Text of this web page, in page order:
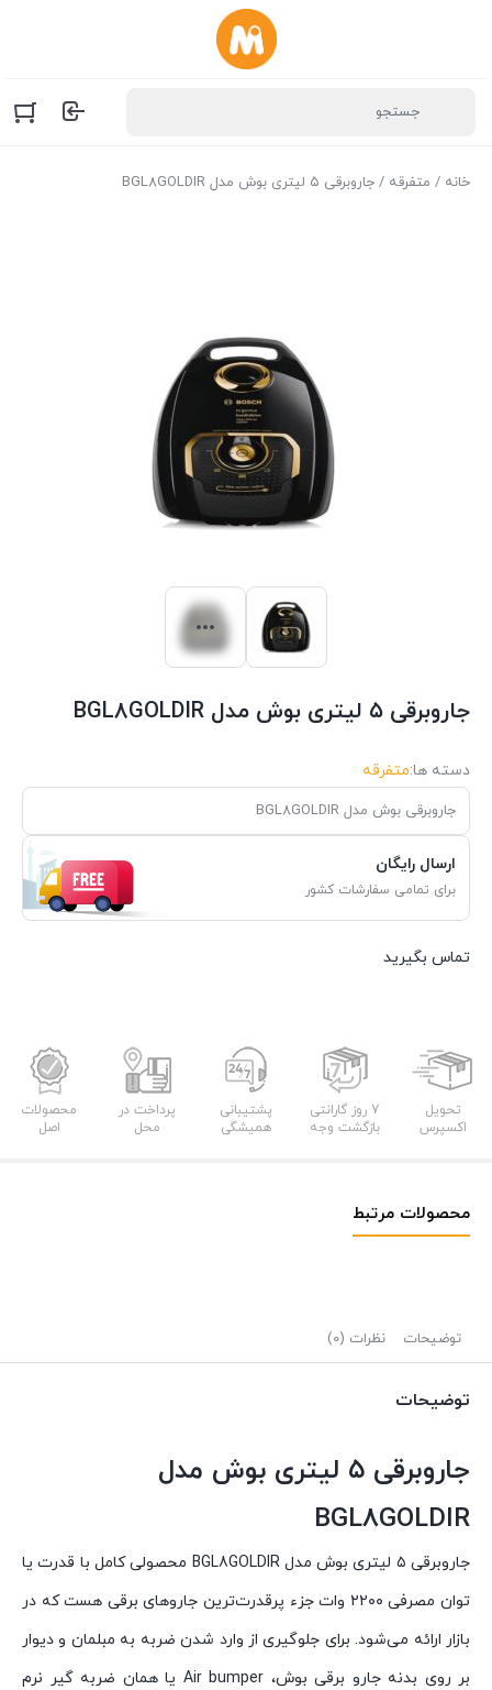
خانه / متفرقه / جاروبرقی ۵ لیتری بوش مدل BGL8GOLDIR
جاروبرقی ۵ لیتری بوش مدل BGL8GOLDIR
دسته ها:متفرقه
جاروبرقی بوش مدل BGL8GOLDIR
ارسال رایگان
برای تمامی سفارشات کشور
تماس بگیرید
تحویل
اکسپرس
7 روز گارانتی
بازگشت وجه
پشتیبانی
همیشگی
پرداخت در
محل
محصولات
اصل
محصولات مرتبط
توضیحات نظرات (0)
توضیحات
جاروبرقی ۵ لیتری بوش مدل
BGL8GOLDIR
جاروبرقی ۵ لیتری بوش مدل BGL8GOLDIR محصولی کامل با قدرت یا
توان مصرفی ۲۲۰۰ وات جزء پرقدرت‌ترین جاروهای برقی هست که در
بازار ارائه می‌شود. برای جلوگیری از وارد شدن ضربه به مبلمان و دیوار
بر روی بدنه جارو برقی بوش، Air bumper یا همان ضربه گیر نرم